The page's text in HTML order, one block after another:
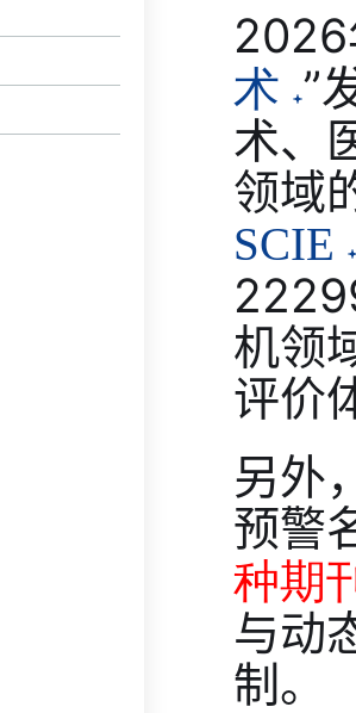
术 ”
术、
领域
SCIE
机领
评价
另外
预警
种期
与动
制。